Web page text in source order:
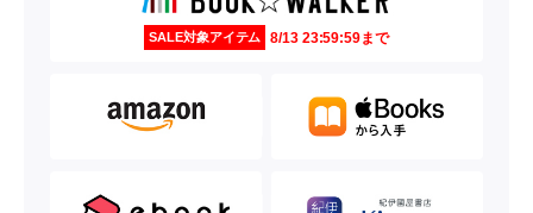
SALE対象アイテム 8/13 23:59:59まで